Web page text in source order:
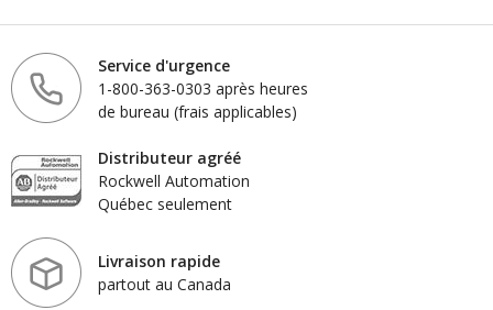
Service d'urgence
1-800-363-0303 après heures
de bureau (frais applicables)
Distributeur agréé
Rockwell Automation
Québec seulement
Livraison rapide
partout au Canada